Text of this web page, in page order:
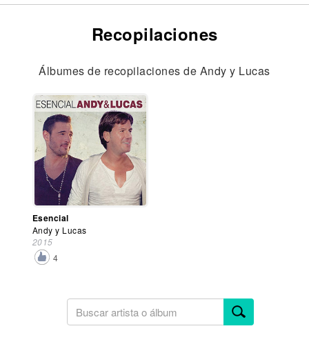
Recopilaciones
Álbumes de recopilaciones de Andy y Lucas
Esencial
Andy y Lucas
2015
4